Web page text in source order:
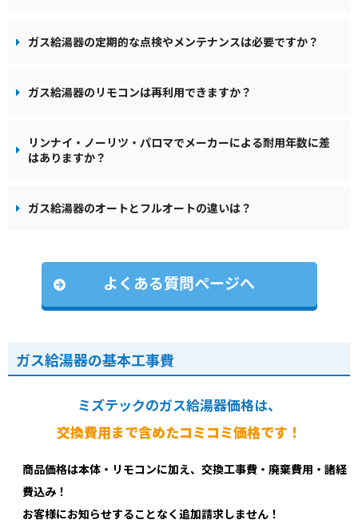
ガス給湯器の定期的な点検やメンテナンスは必要ですか？
ガス給湯器のリモコンは再利用できますか？
リンナイ・ノーリツ・パロマでメーカーによる耐用年数に差
はありますか？
ガス給湯器のオートとフルオートの違いは？
よくある質問ページへ
ガス給湯器の基本工事費
ミズテックのガス給湯器価格は、
交換費用まで含めたコミコミ価格です！
商品価格は本体・リモコンに加え、交換工事費・廃棄費用・諸経
費込み！
お客様にお知らせすることなく追加請求しません！